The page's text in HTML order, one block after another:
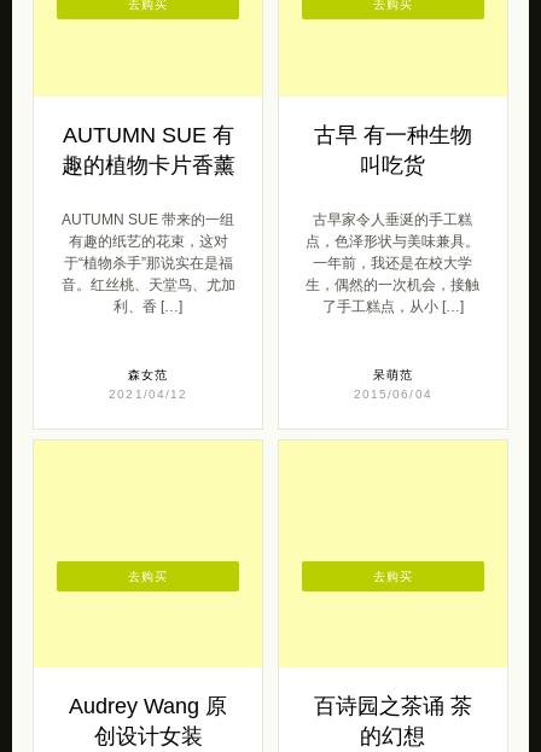
AUTUMN SUE 有
趣的植物卡片香薰
AUTUMN SUE 带来的一组
有趣的纸艺的花束，这对
于“植物杀手”那说实在是福
音。红丝桃、天堂鸟、尤加
利、香 […]
森女范
2021/04/12
古早 有一种生物
叫吃货
古早家令人垂涎的手工糕
点，色泽形状与美味兼具。
一年前，我还是在校大学
生，偶然的一次机会，接触
了手工糕点，从小 […]
呆萌范
2015/06/04
Audrey Wang 原
创设计女装
去购买
百诗园之茶诵 茶
的幻想
去购买